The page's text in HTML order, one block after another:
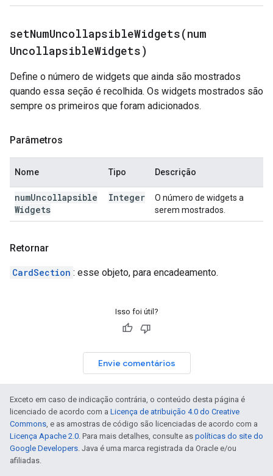
setNumUncollapsibleWidgets(num
UncollapsibleWidgets)
Define o número de widgets que ainda são mostrados
quando essa seção é recolhida. Os widgets mostrados são
sempre os primeiros que foram adicionados.
Parâmetros
Nome Tipo Descrição
numUncollapsible
Widgets
Integer
O número de widgets a
serem mostrados.
Retornar
CardSection : esse objeto, para encadeamento.
Isso foi útil?
Envie comentários
Exceto em caso de indicação contrária, o conteúdo desta página é
licenciado de acordo com a Licença de atribuição 4.0 do Creative
Commons, e as amostras de código são licenciadas de acordo com a
Licença Apache 2.0. Para mais detalhes, consulte as políticas do site do
Google Developers. Java é uma marca registrada da Oracle e/ou
afiliadas.